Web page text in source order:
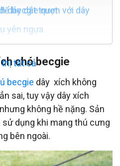
dây dắt trượt
yên ngựa
becgie quen với dây
tất cả
chó becgie
becgie dây xích không
sai, tuy vậy dây xích
không hề nặng. Sản
dụng khi mang thú cưng
bên ngoài.